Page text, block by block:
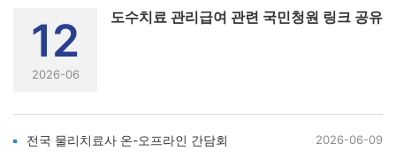
12
2026-06
도수치료 관리급여 관련 국민청원 링크 공유
전국 물리치료사 온-오프라인 간담회 2026-06-09